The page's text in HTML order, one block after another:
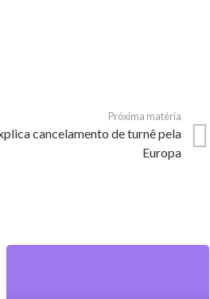
Próxima matéria
cancelamento de turnê pela
Europa